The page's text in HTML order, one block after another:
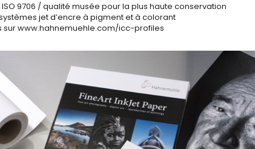
9706 / qualité musée pour la plus haute conservation
jet d’encre à pigment et à colorant
sur www.hahnemuehle.com/icc-profiles